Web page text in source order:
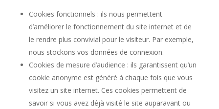
Cookies fonctionnels : ils nous permettent
d’améliorer le fonctionnement du site internet et de
le rendre plus convivial pour le visiteur. Par exemple,
nous stockons vos données de connexion.
Cookies de mesure d’audience : ils garantissent qu’un
cookie anonyme est généré à chaque fois que vous
visitez un site internet. Ces cookies permettent de
savoir si vous avez déjà visité le site auparavant ou